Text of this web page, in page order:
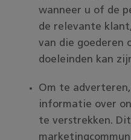
wanneer u of de
de relevante
van die goederen
doeleinden kan
Om te
informatie over
te verstrekken.